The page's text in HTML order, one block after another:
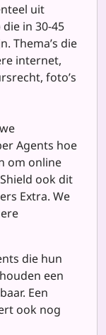
uit
in 30-45
Thema’s die
internet,
foto’s
Agents hoe
om online
ook dit
Extra. We
die hun
een
Een
ook nog